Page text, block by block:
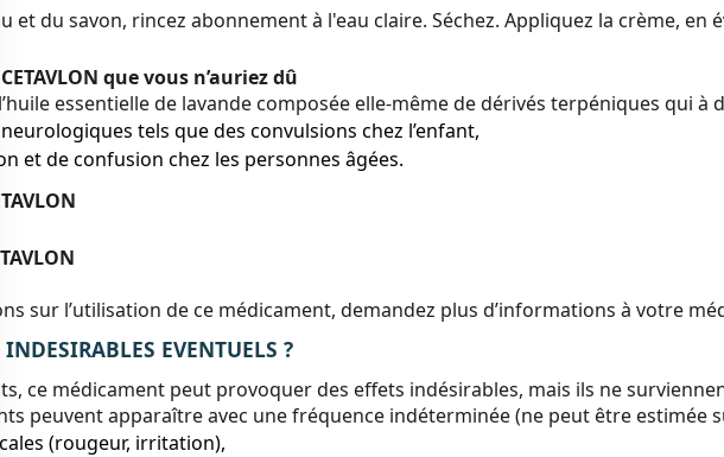
et du savon, rincez abonnement à l'eau claire. Séchez. Appliquez la crème,
que vous n’auriez dû
essentielle de lavande composée elle-même de dérivés terpéniques qui à
neurologiques tels que des convulsions chez l’enfant,
et de confusion chez les personnes âgées.
sur l’utilisation de ce médicament, demandez plus d’informations à votre
INDESIRABLES EVENTUELS ?
ce médicament peut provoquer des effets indésirables, mais ils ne
peuvent apparaître avec une fréquence indéterminée (ne peut être estimée
(rougeur, irritation),